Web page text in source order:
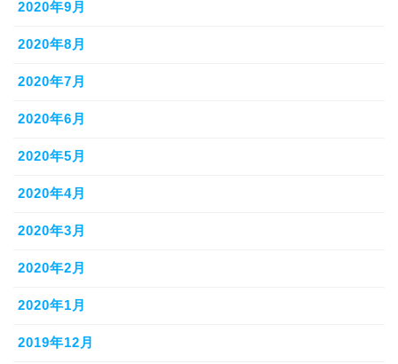
2020年9月
2020年8月
2020年7月
2020年6月
2020年5月
2020年4月
2020年3月
2020年2月
2020年1月
2019年12月